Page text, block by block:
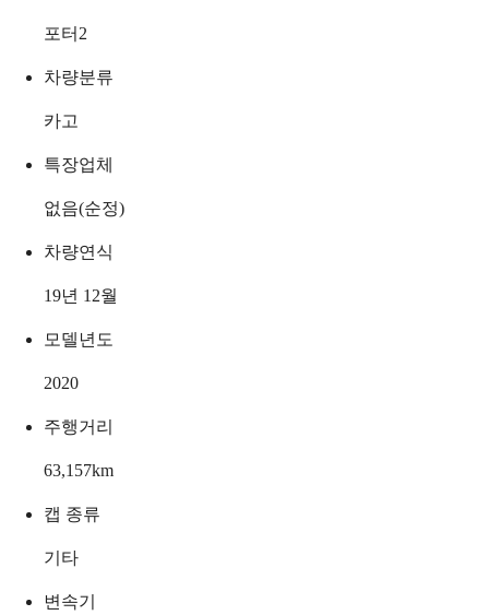
포터2
차량분류
카고
특장업체
없음(순정)
차량연식
19년 12월
모델년도
2020
주행거리
63,157km
캡 종류
기타
변속기